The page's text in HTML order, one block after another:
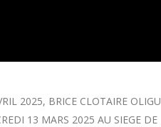
2025, BRICE CLOTAIRE
13 MARS 2025 AU SIEGE